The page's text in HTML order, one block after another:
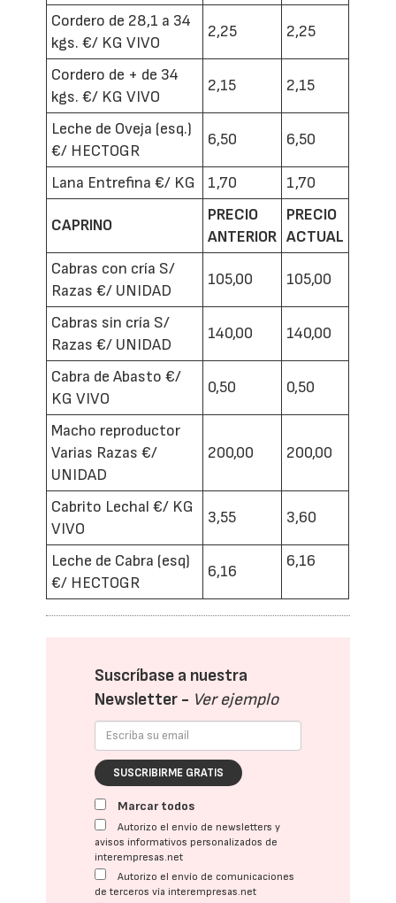
Cordero de 28,1 a 34
kgs. €/ KG VIVO
2,25 2,25
Cordero de + de 34
kgs. €/ KG VIVO
2,15 2,15
Leche de Oveja (esq.)
€/ HECTOGR
6,50 6,50
Lana Entrefina €/ KG 1,70 1,70
CAPRINO
PRECIO
ANTERIOR
PRECIO
ACTUAL
Cabras con cría S/
Razas €/ UNIDAD
105,00 105,00
Cabras sin cría S/
Razas €/ UNIDAD
140,00 140,00
Cabra de Abasto €/
KG VIVO
0,50 0,50
Macho reproductor
Varias Razas €/
UNIDAD
200,00 200,00
Cabrito Lechal €/ KG
VIVO
3,55 3,60
Leche de Cabra (esq)
€/ HECTOGR
6,16
6,16
Suscríbase a nuestra
Newsletter - Ver ejemplo
SUSCRIBIRME GRATIS
Marcar todos
Autorizo el envío de newsletters y
avisos informativos personalizados de
interempresas.net
Autorizo el envío de comunicaciones
de terceros vía interempresas.net